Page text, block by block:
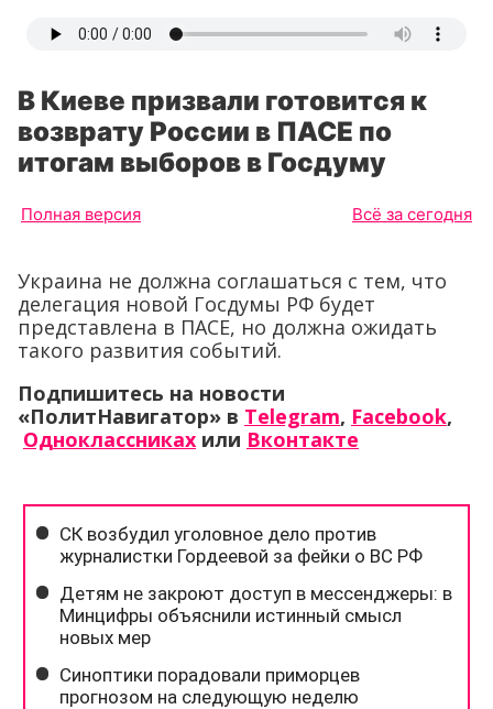
В Киеве призвали готовится к
возврату России в ПАСЕ по
итогам выборов в Госдуму
Полная версия Всё за сегодня
Украина не должна соглашаться с тем, что
делегация новой Госдумы РФ будет
представлена в ПАСЕ, но должна ожидать
такого развития событий.
Подпишитесь на новости
«ПолитНавигатор» в Telegram, Facebook,
Одноклассниках или Вконтакте